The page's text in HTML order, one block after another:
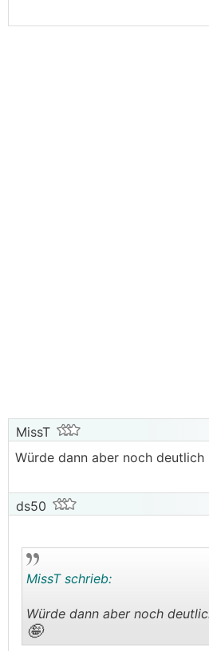
MissT
Würde dann aber noch deutlich
ds50
..
MissT schrieb:
Würde dann aber noch
🤪